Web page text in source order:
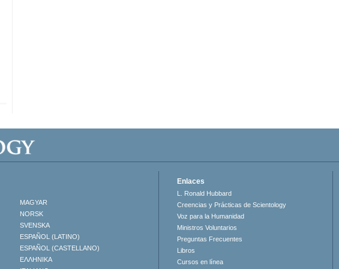
MAGYAR
NORSK
SVENSKA
ESPAÑOL (LATINO)
ESPAÑOL (CASTELLANO)
ΕΛΛΗΝΙΚA
Enlaces
L. Ronald Hubbard
Creencias y Prácticas de Scientology
Voz para la Humanidad
Ministros Voluntarios
Preguntas Frecuentes
Libros
Cursos en línea